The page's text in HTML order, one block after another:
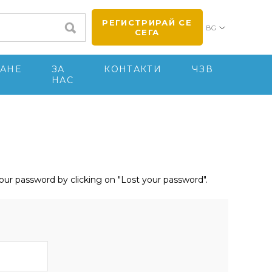
РЕГИСТРИРАЙ СЕ
СЕГА
BG
ЗА
НАС
КОНТАКТИ ЧЗВ
password by clicking on "Lost your password".